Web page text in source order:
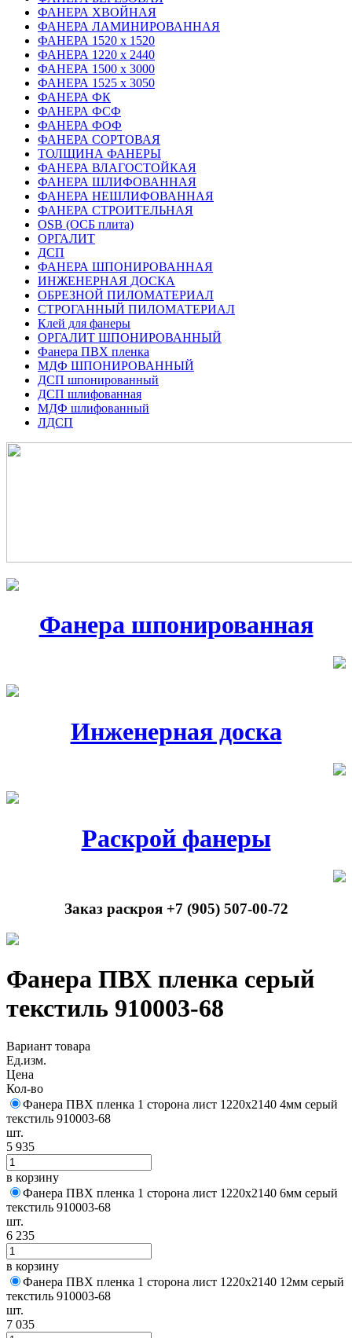
ФАНЕРА ХВОЙНАЯ
ФАНЕРА ЛАМИНИРОВАННАЯ
ФАНЕРА 1520 х 1520
ФАНЕРА 1220 х 2440
ФАНЕРА 1500 х 3000
ФАНЕРА 1525 х 3050
ФАНЕРА ФК
ФАНЕРА ФСФ
ФАНЕРА ФОФ
ФАНЕРА СОРТОВАЯ
ТОЛЩИНА ФАНЕРЫ
ФАНЕРА ВЛАГОСТОЙКАЯ
ФАНЕРА ШЛИФОВАННАЯ
ФАНЕРА НЕШЛИФОВАННАЯ
ФАНЕРА СТРОИТЕЛЬНАЯ
OSB (ОСБ плита)
ОРГАЛИТ
ДСП
ФАНЕРА ШПОНИРОВАННАЯ
ИНЖЕНЕРНАЯ ДОСКА
ОБРЕЗНОЙ ПИЛОМАТЕРИАЛ
СТРОГАННЫЙ ПИЛОМАТЕРИАЛ
Клей для фанеры
ОРГАЛИТ ШПОНИРОВАННЫЙ
Фанера ПВХ пленка
МДФ ШПОНИРОВАННЫЙ
ДСП шпонированный
ДСП шлифованная
МДФ шлифованный
ЛДСП
Фанера шпонированная
Инженерная доска
Раскрой фанеры
Заказ раскроя +7 (905) 507-00-72
Фанера ПВХ пленка серый
текстиль 910003-68
Вариант товара
Ед.изм.
Цена
Кол-во
Фанера ПВХ пленка 1 сторона лист 1220х2140 4мм серый
текстиль 910003-68
шт.
5 935
в корзину
Фанера ПВХ пленка 1 сторона лист 1220х2140 6мм серый
текстиль 910003-68
шт.
6 235
в корзину
Фанера ПВХ пленка 1 сторона лист 1220х2140 12мм серый
текстиль 910003-68
шт.
7 035